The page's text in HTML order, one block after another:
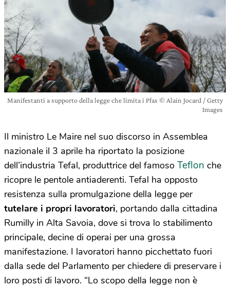
Manifestanti a supporto della legge che limita i Pfas © Alain Jocard / Getty
Images
Il ministro Le Maire nel suo discorso in Assemblea
nazionale il 3 aprile ha riportato la posizione
dell’industria Tefal, produttrice del famoso Teflon che
ricopre le pentole antiaderenti. Tefal ha opposto
resistenza sulla promulgazione della legge per
tutelare i propri lavoratori, portando dalla cittadina
Rumilly in Alta Savoia, dove si trova lo stabilimento
principale, decine di operai per una grossa
manifestazione. I lavoratori hanno picchettato fuori
dalla sede del Parlamento per chiedere di preservare i
loro posti di lavoro. “Lo scopo della legge non è